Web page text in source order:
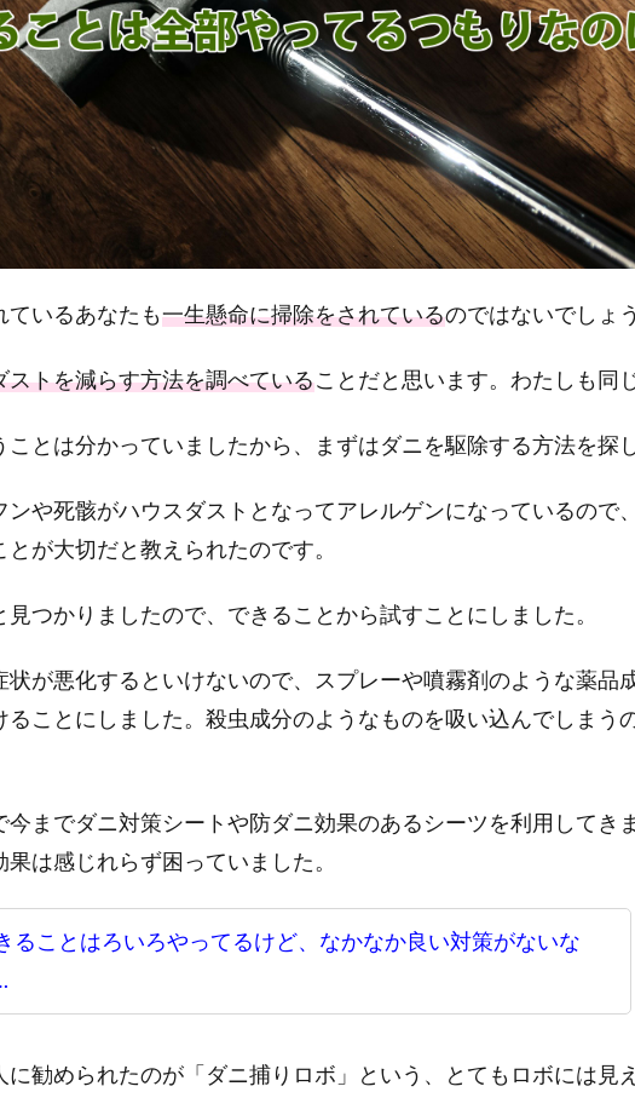
ているあなたも一生懸命に掃除をされているのではないでしょ
ストを減らす方法を調べていることだと思います。わたしも同
ことは分かっていましたから、まずはダニを駆除する方法を探
ンや死骸がハウスダストとなってアレルゲンになっているので
とが大切だと教えられたのです。
つかりましたので、できることから試すことにしました。
状が悪化するといけないので、スプレーや噴霧剤のような薬品
ることにしました。殺虫成分のようなものを吸い込んでしまう
今までダニ対策シートや防ダニ効果のあるシーツを利用してき
は感じれらず困っていました。
ることはろいろやってるけど、なかなか良い対策がないな
に勧められたのが「ダニ捕りロボ」という、とてもロボには見